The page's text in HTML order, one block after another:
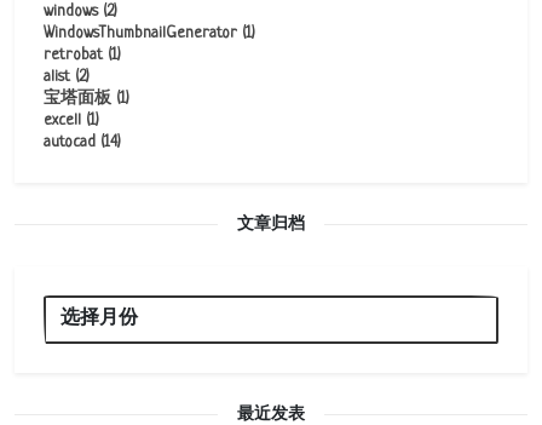
windows(2)
WindowsThumbnailGenerator (1)
retrobat(1)
alist(2)
宝塔面板 (1)
excell (1)
autocad (14)
文章归档
最近发表